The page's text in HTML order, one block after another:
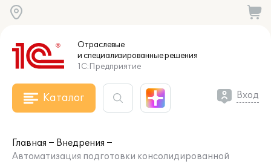
Отраслевые
и специализированныерешения
1С:Предприятие
Каталог Вход
Главная
Внедрения
Автоматизация подготовки консолидированной